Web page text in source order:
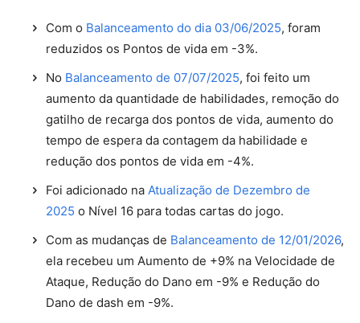
Com o Balanceamento do dia 03/06/2025, foram
reduzidos os Pontos de vida em -3%.
No Balanceamento de 07/07/2025, foi feito um
aumento da quantidade de habilidades, remoção do
gatilho de recarga dos pontos de vida, aumento do
tempo de espera da contagem da habilidade e
redução dos pontos de vida em -4%.
Foi adicionado na Atualização de Dezembro de
2025 o Nível 16 para todas cartas do jogo.
Com as mudanças de Balanceamento de 12/01/2026,
ela recebeu um Aumento de +9% na Velocidade de
Ataque, Redução do Dano em -9% e Redução do
Dano de dash em -9%.